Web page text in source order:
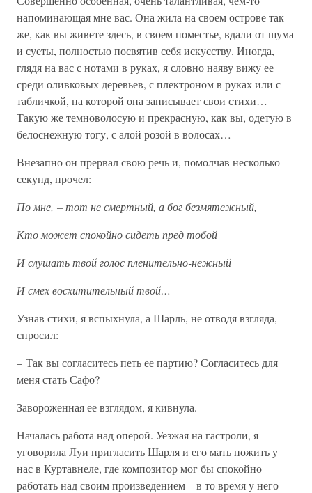
напоминающая мне вас. Она жила на своем острове так
же, как вы живете здесь, в своем поместье, вдали от шума
и суеты, полностью посвятив себя искусству. Иногда,
глядя на вас с нотами в руках, я словно наяву вижу ее
среди оливковых деревьев, с плектроном в руках или с
табличкой, на которой она записывает свои стихи…
Такую же темноволосую и прекрасную, как вы, одетую в
белоснежную тогу, с алой розой в волосах…
Внезапно он прервал свою речь и, помолчав несколько
секунд, прочел:
По мне, – тот не смертный, а бог безмятежный,
Кто может спокойно сидеть пред тобой
И слушать твой голос пленительно-нежный
И смех восхитительный твой…
Узнав стихи, я вспыхнула, а Шарль, не отводя взгляда,
спросил:
– Так вы согласитесь петь ее партию? Согласитесь для
меня стать Сафо?
Завороженная ее взглядом, я кивнула.
Началась работа над оперой. Уезжая на гастроли, я
уговорила Луи пригласить Шарля и его мать пожить у
нас в Куртавнеле, где композитор мог бы спокойно
работать над своим произведением – в то время у него